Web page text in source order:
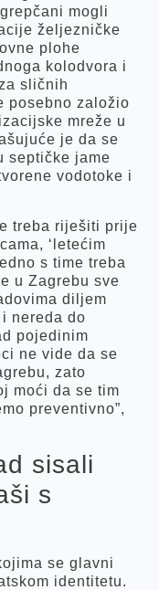
mogli
željezničke
plohe
kolodvora i
sličnih
posebno založio
mreže u
je da se
septičke jame
vodotoke i
treba riješiti prije
‘letećim
s time treba
u Zagrebu sve
diljem
nereda do
pojedinim
ne vide da se
zato
moći da se tim
preventivno”,
sisali
s
se glavni
identitetu.